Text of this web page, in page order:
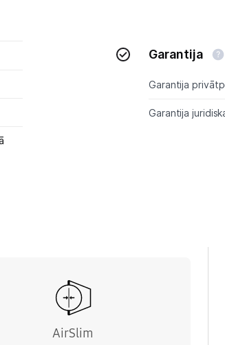
Garantija
Garantija
Garantija
AirSlim